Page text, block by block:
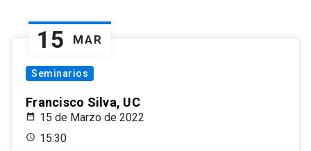
15 MAR
Seminarios
Francisco Silva, UC
15 de Marzo de 2022
15:30